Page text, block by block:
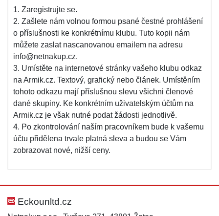
1. Zaregistrujte se.
2. Zašlete nám volnou formou psané čestné prohlášení
o příslušnosti ke konkrétnímu klubu. Tuto kopii nám
můžete zaslat nascanovanou emailem na adresu
info@netnakup.cz.
3. Umístěte na internetové stránky vašeho klubu odkaz
na Armik.cz. Textový, grafický nebo článek. Umístěním
tohoto odkazu mají příslušnou slevu všichni členové
dané skupiny. Ke konkrétním uživatelským účtům na
Armik.cz je však nutné podat žádosti jednotlivě.
4. Po zkontrolování naším pracovníkem bude k vašemu
účtu přidělena trvale platná sleva a budou se Vám
zobrazovat nové, nižší ceny.
Eckounltd.cz